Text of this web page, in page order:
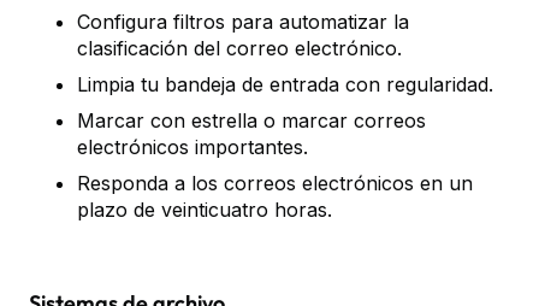
Configura filtros para automatizar la
clasificación del correo electrónico.
Limpia tu bandeja de entrada con regularidad.
Marcar con estrella o marcar correos
electrónicos importantes.
Responda a los correos electrónicos en un
plazo de veinticuatro horas.